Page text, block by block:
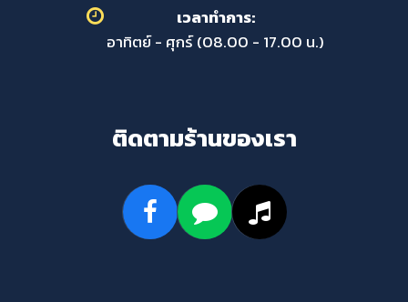
เวลาทำการ:
อาทิตย์ - ศุกร์ (08.00 - 17.00 น.)
ติดตามร้านของเรา